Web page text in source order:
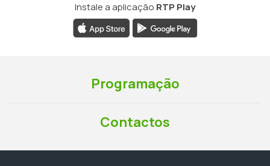
Instale a aplicação RTP Play
Programação
Contactos